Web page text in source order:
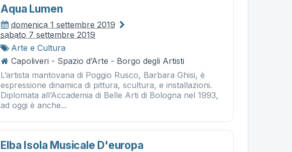
Aqua Lumen
domenica 1 settembre 2019
sabato 7 settembre 2019
Arte e Cultura
Capoliveri - Spazio d’Arte - Borgo degli Artisti
L’artista mantovana di Poggio Rusco, Barbara Ghisi, è
espressione dinamica di pittura, scultura, e installazioni.
Diplomata all’Accademia di Belle Arti di Bologna nel 1993,
ad oggi è anche...
Elba Isola Musicale D'europa